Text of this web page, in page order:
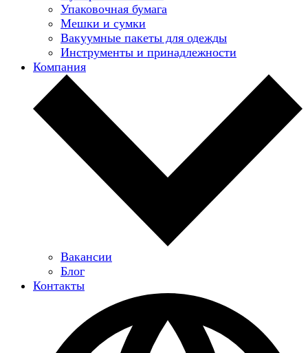
Упаковочная бумага
Мешки и сумки
Вакуумные пакеты для одежды
Инструменты и принадлежности
Компания
Вакансии
Блог
Контакты